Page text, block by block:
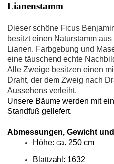
Lianenstamm
Dieser schöne Ficus
besitzt einen Naturstamm
Lianen. Farbgebung und
eine täuschend echte
Alle Zweige besitzen einen
Draht, der dem Zweig nach
Aussehens verleiht.
Unsere Bäume werden mit
Standfuß geliefert.
Abmessungen, Gewicht
Höhe: ca. 250 cm
Blattzahl: 1632